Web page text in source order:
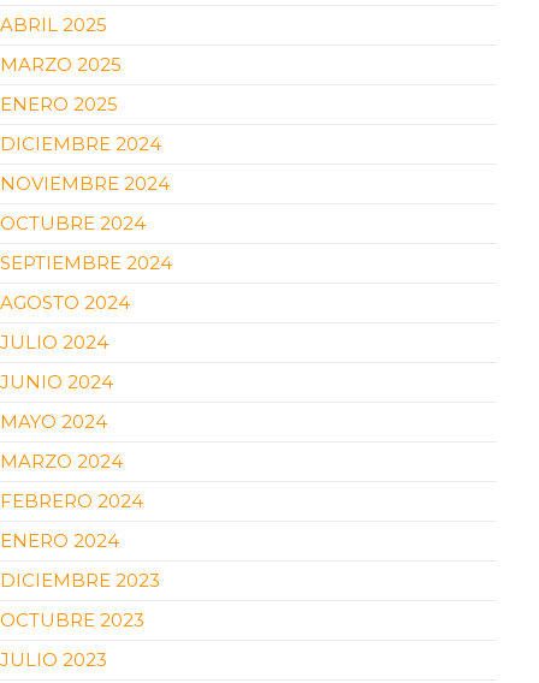
ABRIL 2025
MARZO 2025
ENERO 2025
DICIEMBRE 2024
NOVIEMBRE 2024
OCTUBRE 2024
SEPTIEMBRE 2024
AGOSTO 2024
JULIO 2024
JUNIO 2024
MAYO 2024
MARZO 2024
FEBRERO 2024
ENERO 2024
DICIEMBRE 2023
OCTUBRE 2023
JULIO 2023